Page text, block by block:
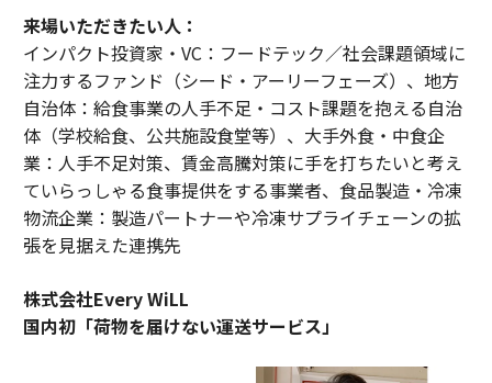
来場いただきたい人：
インパクト投資家・VC：フードテック／社会課題領域に
注力するファンド（シード・アーリーフェーズ）、地方
自治体：給食事業の人手不足・コスト課題を抱える自治
体（学校給食、公共施設食堂等）、大手外食・中食企
業：人手不足対策、賃金高騰対策に手を打ちたいと考え
ていらっしゃる食事提供をする事業者、食品製造・冷凍
物流企業：製造パートナーや冷凍サプライチェーンの拡
張を見据えた連携先
株式会社Every WiLL
国内初「荷物を届けない運送サービス」